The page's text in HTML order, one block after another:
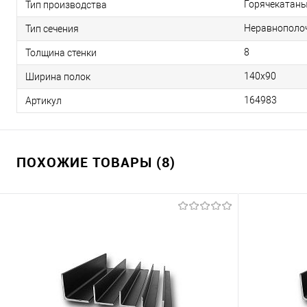
Тип производства
Тип сечения
Толщина стенки 8
Ширина полок 140х90
Артикул 164983
ПОХОЖИЕ ТОВАРЫ (8)